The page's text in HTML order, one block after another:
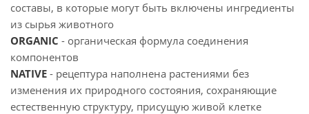
составы, в которые могут быть включены ингредиенты
из сырья животного
ORGANIC - органическая формула соединения
компонентов
NATIVE - рецептура наполнена растениями без
изменения их природного состояния, сохраняющие
естественную структуру, присущую живой клетке